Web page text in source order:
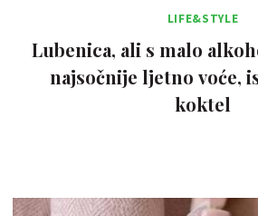
LIFE&STYLE
Lubenica, ali s malo
najsočnije ljetno voće,
koktel